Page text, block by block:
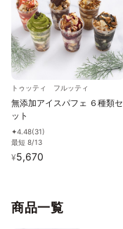
トゥッティ フルッティ
無添加アイスパフェ ６種類セ
ット
✦4.48(31)
最短 8/13
¥5,670
商品一覧